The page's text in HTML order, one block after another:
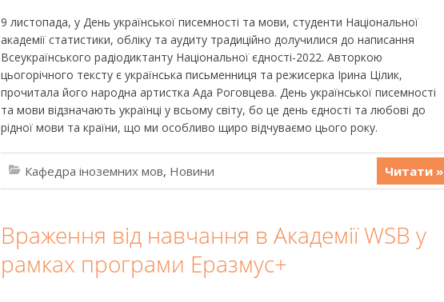
9 листопада, у День української писемності та мови, студенти Національної
академії статистики, обліку та аудиту традиційно долучилися до написання
Всеукраїнського радіодиктанту Національної єдності-2022. Авторкою
цьогорічного тексту є українська письменниця та режисерка Ірина Цілик,
прочитала його народна артистка Ада Роговцева. День української писемності
та мови відзначають українці у всьому світу, бо це день єдності та любові до
рідної мови та країни, що ми особливо щиро відчуваємо цього року.
Кафедра іноземних мов, Новини Читати »
Враження від навчання в Академії WSB у
рамках програми Еразмус+